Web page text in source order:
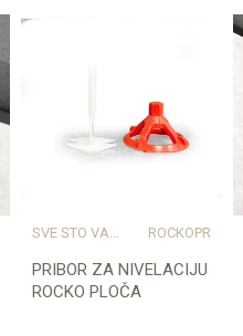
SVE ŠTO VAM TREBA ZA PROFESIONALNU MONTAŽU ROCKOPR
PRIBOR ZA NIVELACIJU
ROCKO PLOČA